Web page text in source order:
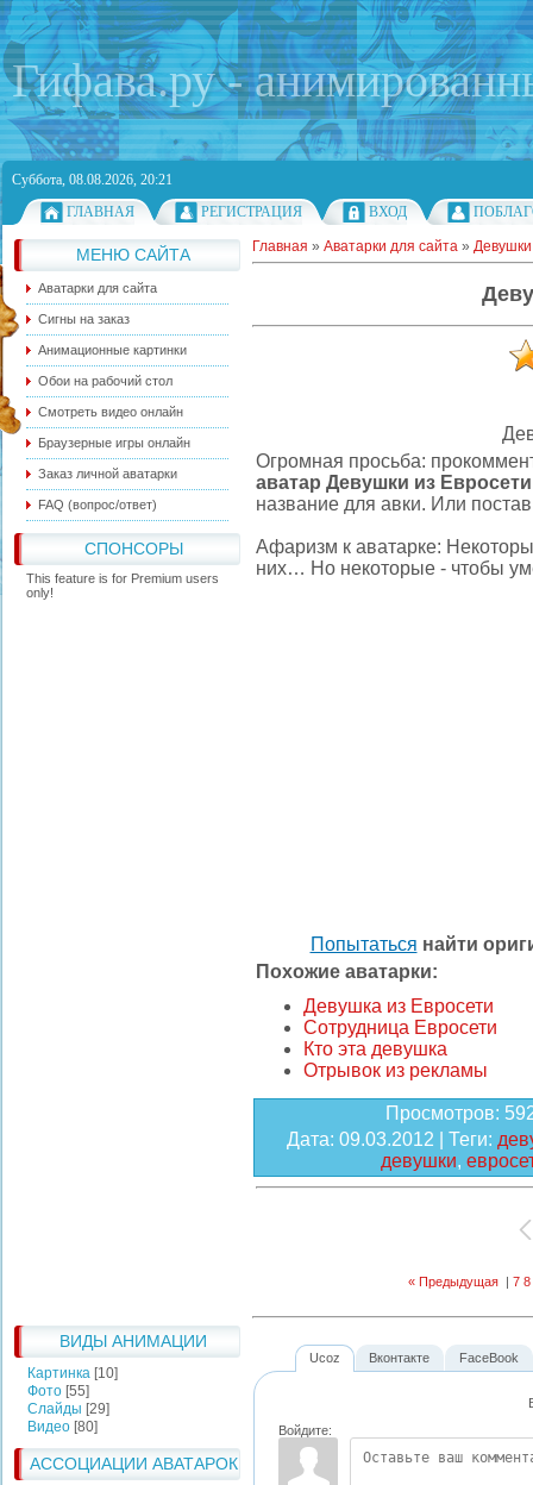
Гифава.ру -
Суббота, 08.08.2026, 20:21
ГЛАВНАЯ
РЕГИСТРАЦИЯ ВХОД
МЕНЮ САЙТА
Аватарки для сайта
Сигны на заказ
Анимационные картинки
Обои на рабочий стол
Смотреть видео онлайн
Браузерные игры онлайн
Заказ личной аватарки
FAQ (вопрос/ответ)
СПОНСОРЫ
This feature is for Premium users
only!
ВИДЫ АНИМАЦИИ
Картинка [10]
Фото [55]
Слайды [29]
Видео [80]
АССОЦИАЦИИ АВАТАРОК
Главная » Аватарки для сайта » Девушки
Огромная просьба:
аватар Девушки из Евросети
название для авки. Или
Афаризм к аватарке:
них… Но некоторые - чтобы
Попытаться найти
Похожие аватарки:
Девушка из Евросети
Сотрудница Евросети
Кто эта девушка
Отрывок из рекламы
Просмотров:
Дата: 09.03.2012 | Теги:
девушки,
« Предыдущая| 7 8
Ucoz
Войдите:
Вконтакте FaceBook